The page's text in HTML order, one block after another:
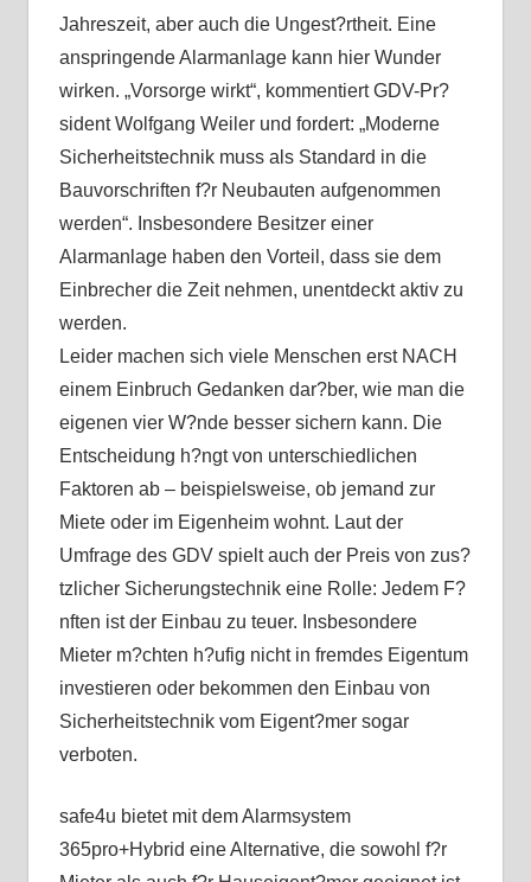
Jahreszeit, aber auch die Ungest?rtheit. Eine
anspringende Alarmanlage kann hier Wunder
wirken. „Vorsorge wirkt“, kommentiert GDV-Pr?
sident Wolfgang Weiler und fordert: „Moderne
Sicherheitstechnik muss als Standard in die
Bauvorschriften f?r Neubauten aufgenommen
werden“. Insbesondere Besitzer einer
Alarmanlage haben den Vorteil, dass sie dem
Einbrecher die Zeit nehmen, unentdeckt aktiv zu
werden.
Leider machen sich viele Menschen erst NACH
einem Einbruch Gedanken dar?ber, wie man die
eigenen vier W?nde besser sichern kann. Die
Entscheidung h?ngt von unterschiedlichen
Faktoren ab – beispielsweise, ob jemand zur
Miete oder im Eigenheim wohnt. Laut der
Umfrage des GDV spielt auch der Preis von zus?
tzlicher Sicherungstechnik eine Rolle: Jedem F?
nften ist der Einbau zu teuer. Insbesondere
Mieter m?chten h?ufig nicht in fremdes Eigentum
investieren oder bekommen den Einbau von
Sicherheitstechnik vom Eigent?mer sogar
verboten.
safe4u bietet mit dem Alarmsystem
365pro+Hybrid eine Alternative, die sowohl f?r